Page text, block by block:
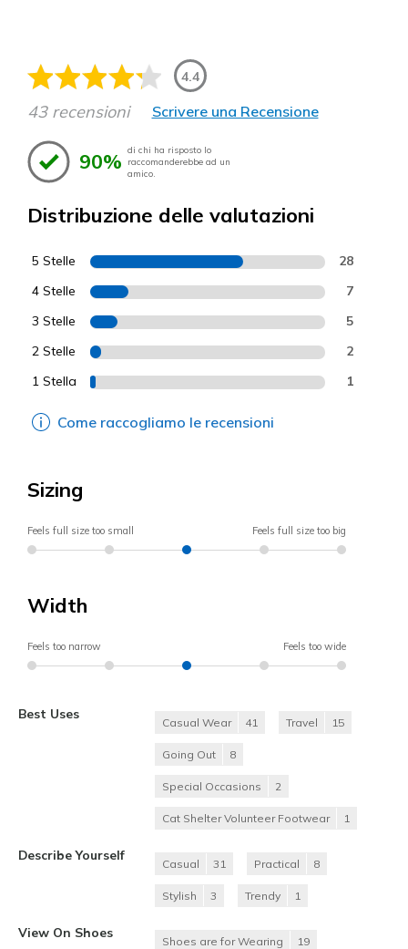
4.4
43 recensioni Scrivere una Recensione
90% di chi ha risposto lo
raccomanderebbe ad un
amico.
Distribuzione delle valutazioni
5 Stelle 28
4 Stelle 7
3 Stelle 5
2 Stelle 2
1 Stella 1
Come raccogliamo le recensioni
Sizing
Feels full size too small Feels full size too big
Width
Feels too narrow Feels too wide
Best Uses
Casual Wear 41 Travel 15
Going Out 8
Special Occasions 2
Cat Shelter Volunteer Footwear 1
Describe Yourself
Casual 31 Practical 8
Stylish 3 Trendy 1
View On Shoes
Shoes are for Wearing 19